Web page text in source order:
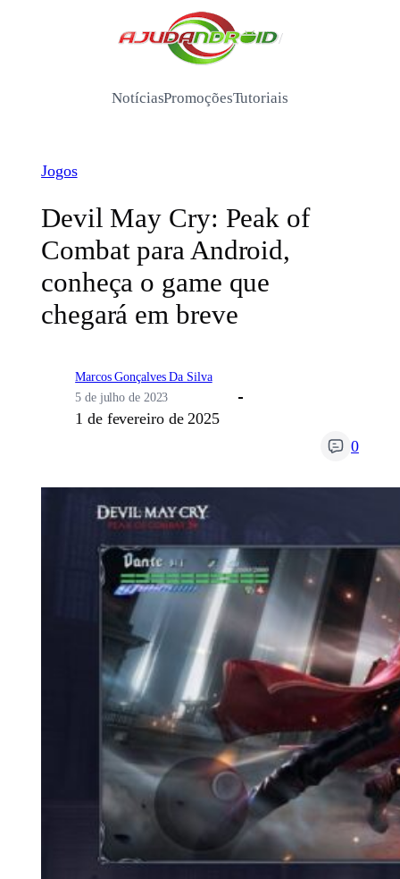
/
NotíciasPromoçõesTutoriais
Jogos
Devil May Cry: Peak of
Combat para Android,
conheça o game que
chegará em breve
Marcos Gonçalves Da Silva
5 de julho de 2023
1 de fevereiro de 2025
0